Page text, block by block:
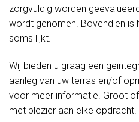
zorgvuldig worden
wordt genomen. Bovendien is
soms lijkt.
Wij bieden u graag een
aanleg van uw terras en/of
voor meer informatie. Groot
met plezier aan elke opdracht!